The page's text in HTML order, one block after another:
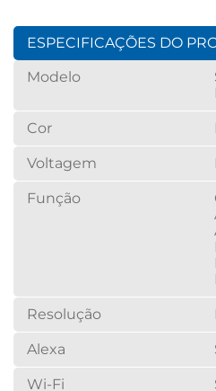
ESPECIFICAÇÕES DO
Modelo
Cor
Voltagem
Função
Resolução
Alexa
Wi-Fi